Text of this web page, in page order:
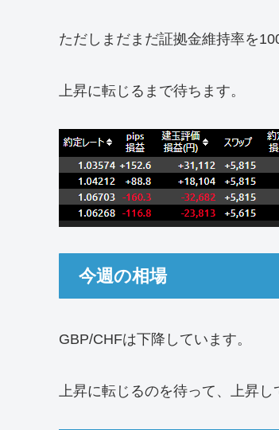
ただしまだまだ証拠金維持率を
上昇に転じるまで待ちます。
今週の相場
GBP/CHFは下降しています。
上昇に転じるのを待って、上昇